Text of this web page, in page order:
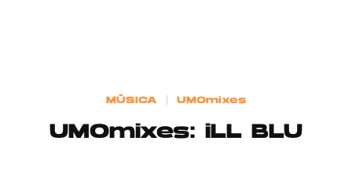
MÚSICA UMOmixes
UMOmixes: iLL BLU